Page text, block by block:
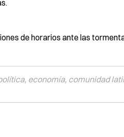
de horarios ante las
economía, comunidad